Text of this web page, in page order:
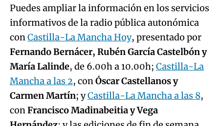
Puedes ampliar la información en los servicios
informativos de la radio pública autonómica
conCastilla-La Mancha Hoy, presentado por
Fernando Bernácer, Rubén García Castelbón y
María Lalinde, de 6.00h a 10.00h; Castilla-La
Mancha a las 2, conÓscar Castellanos y
Carmen Martín; yCastilla-La Mancha a las 8,
conFrancisco Madinabeitia y Vega